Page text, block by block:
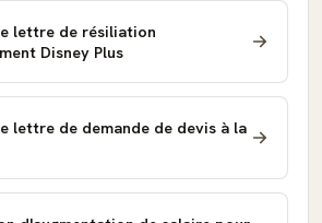
lettre de résiliation
Disney Plus
lettre de demande de devis à la